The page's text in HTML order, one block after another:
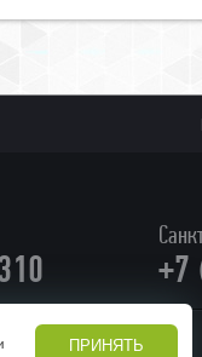
+7
ПРИНЯТЬ